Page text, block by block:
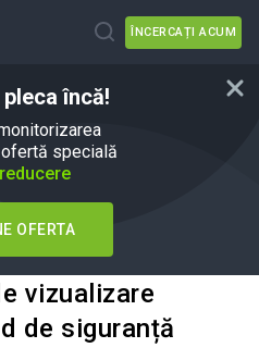
ÎNCERCAȚI ACUM
încă!
specială
OFERTA
vizualizare
de siguranță